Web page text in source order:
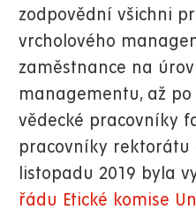
zodpovědní všichni
vrcholového
zaměstnance na
managementu, až
vědecké pracovníky
pracovníky rektorátu
listopadu 2019 byla
řádu Etické komise